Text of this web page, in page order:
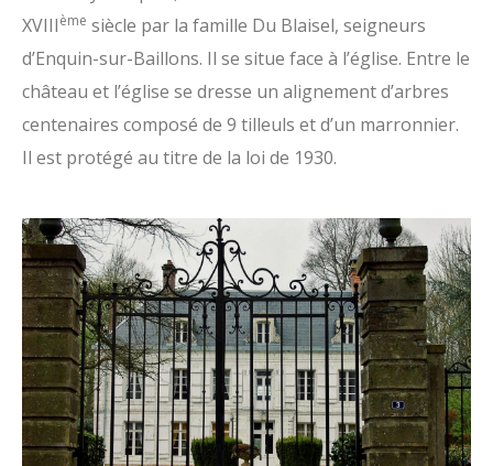
XVIIIème siècle par la famille Du Blaisel, seigneurs
d’Enquin-sur-Baillons. Il se situe face à l’église. Entre le
château et l’église se dresse un alignement d’arbres
centenaires composé de 9 tilleuls et d’un marronnier.
Il est protégé au titre de la loi de 1930.